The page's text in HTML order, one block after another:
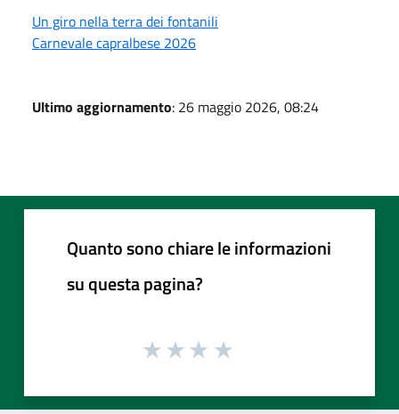
Un giro nella terra dei fontanili
Carnevale capralbese 2026
Ultimo aggiornamento: 26 maggio 2026, 08:24
Quanto sono chiare le informazioni
su questa pagina?